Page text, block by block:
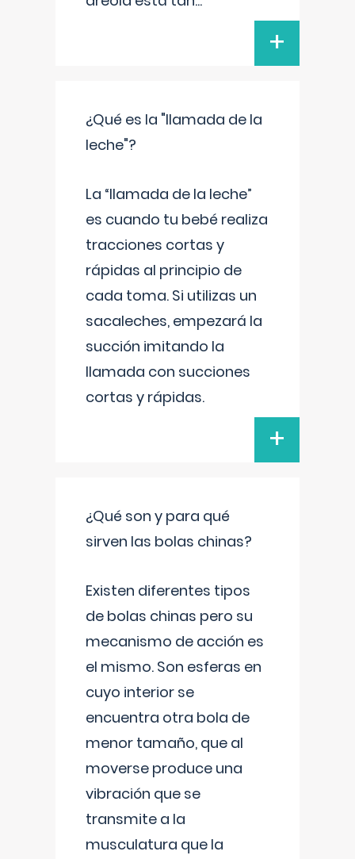
+
¿Qué es la "llamada de la
leche"?
La “llamada de la leche”
es cuando tu bebé realiza
tracciones cortas y
rápidas al principio de
cada toma. Si utilizas un
sacaleches, empezará la
succión imitando la
llamada con succiones
cortas y rápidas.
+
¿Qué son y para qué
sirven las bolas chinas?
Existen diferentes tipos
de bolas chinas pero su
mecanismo de acción es
el mismo. Son esferas en
cuyo interior se
encuentra otra bola de
menor tamaño, que al
moverse produce una
vibración que se
transmite a la
musculatura que la